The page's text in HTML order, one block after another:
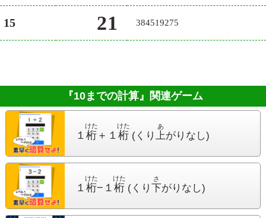
15 21 384519275
『10までの計算』 関連ゲーム
１ 桁
けた
＋１ 桁
けた
(くり 上
あ
がり なし)
１ 桁
けた
−１ 桁
けた
(くり 下
さ
がり なし)